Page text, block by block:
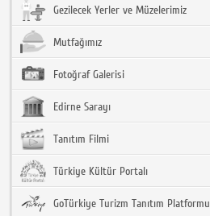
Gezilecek Yerler ve Müzelerimiz
Mutfağımız
Fotoğraf Galerisi
Edirne Sarayı
Tanıtım Filmi
Türkiye Kültür Portalı
GoTürkiye Turizm Tanıtım Platformu